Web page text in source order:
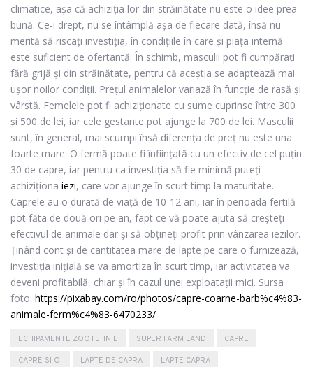
climatice, așa că achiziția lor din străinătate nu este o idee prea
bună. Ce-i drept, nu se întâmplă așa de fiecare dată, însă nu
merită să riscați investiția, în condițiile în care și piața internă
este suficient de ofertantă. În schimb, masculii pot fi cumpărați
fără grijă și din străinătate, pentru că aceștia se adaptează mai
ușor noilor condiții. Prețul animalelor variază în funcție de rasă și
vârstă. Femelele pot fi achiziționate cu sume cuprinse între 300
și 500 de lei, iar cele gestante pot ajunge la 700 de lei. Masculii
sunt, în general, mai scumpi însă diferența de preț nu este una
foarte mare. O fermă poate fi înființată cu un efectiv de cel puțin
30 de capre, iar pentru ca investiția să fie minimă puteți
achiziționa iezi, care vor ajunge în scurt timp la maturitate.
Caprele au o durată de viață de 10-12 ani, iar în perioada fertilă
pot făta de două ori pe an, fapt ce vă poate ajuta să creșteți
efectivul de animale dar și să obțineți profit prin vânzarea iezilor.
Ținând cont și de cantitatea mare de lapte pe care o furnizează,
investiția inițială se va amortiza în scurt timp, iar activitatea va
deveni profitabilă, chiar și în cazul unei exploatații mici. Sursa
foto: https://pixabay.com/ro/photos/capre-coarne-barb%c4%83-
animale-ferm%c4%83-6470233/
ECHIPAMENTE ZOOTEHNIE SUPER FARM LAND CAPRE
CAPRE SI OI LAPTE DE CAPRA LAPTE CAPRA